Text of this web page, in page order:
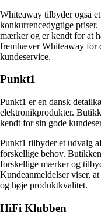
Whiteaway tilbyder også
konkurrencedygtige
mærker og er kendt for at
fremhæver Whiteaway for
kundeservice.
Punkt1
Punkt1 er en dansk
elektronikprodukter.
kendt for sin gode
Punkt1 tilbyder et udvalg
forskellige behov.
forskellige mærker og
Kundeanmeldelser viser,
og høje produktkvalitet.
HiFi Klubben